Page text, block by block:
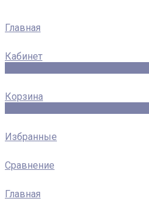
Главная
Кабинет
Корзина
Избранные
Сравнение
Главная